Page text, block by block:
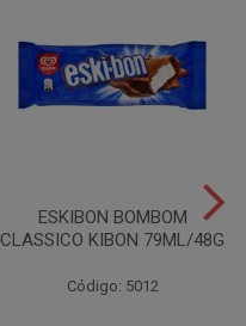
ESKIBON BOMBOM
CLASSICO KIBON 79ML/48G
Código: 5012